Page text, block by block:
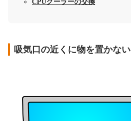
CPUクーラーの交換
吸気口の近くに物を置かない